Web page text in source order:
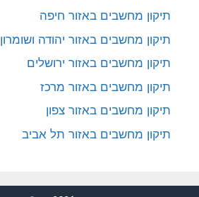
תיקון מחשבים באזור חיפה
תיקון מחשבים באזור יהודה ושומרון
תיקון מחשבים באזור ירושלים
תיקון מחשבים באזור מרכז
תיקון מחשבים באזור צפון
תיקון מחשבים באזור תל אביב